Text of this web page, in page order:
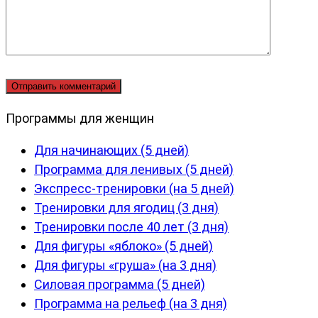
Программы для женщин
Для начинающих (5 дней)
Программа для ленивых (5 дней)
Экспресс-тренировки (на 5 дней)
Тренировки для ягодиц (3 дня)
Тренировки после 40 лет (3 дня)
Для фигуры «яблоко» (5 дней)
Для фигуры «груша» (на 3 дня)
Силовая программа (5 дней)
Программа на рельеф (на 3 дня)